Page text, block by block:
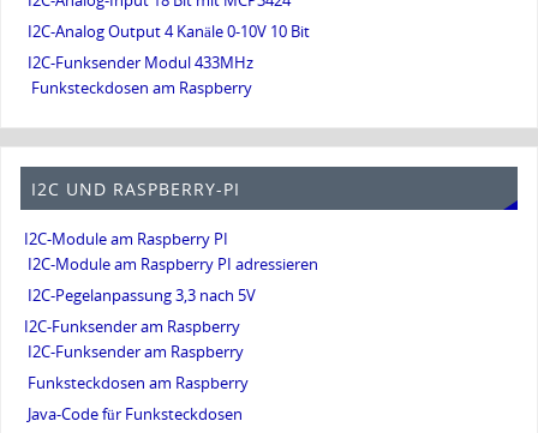
I2C-Analog Output 4 Kanäle 0-10V 10 Bit
I2C-Funksender Modul 433MHz
Funksteckdosen am Raspberry
I2C UND RASPBERRY-PI
I2C-Module am Raspberry PI
I2C-Module am Raspberry PI adressieren
I2C-Pegelanpassung 3,3 nach 5V
I2C-Funksender am Raspberry
I2C-Funksender am Raspberry
Funksteckdosen am Raspberry
Java-Code für Funksteckdosen